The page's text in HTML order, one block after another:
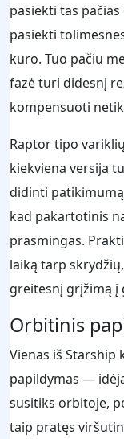
pasiekti tas
pasiekti
kuro. Tuo pačiu
fazė turi didesnį
kompensuoti
Raptor tipo
kiekviena versija
didinti
kad pakartotinis
prasmingas.
laiką tarp
greitesnį grįžimą į
Orbitinis
Vienas iš Starship
papildymas —
susitiks orbitoje,
taip pratęs